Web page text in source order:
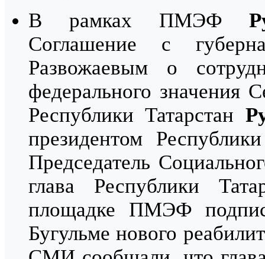
В рамках ПМЭФ
Соглашение с
Развожаевым о
федерального значения
Республики Татарстан
президентом
Председатель
глава Республики
площадке ПМЭФ
Бугульме нового